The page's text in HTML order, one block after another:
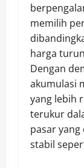
memilih
harga
Dengan
akumulasi
yang lebih
terukur
pasar
stabil